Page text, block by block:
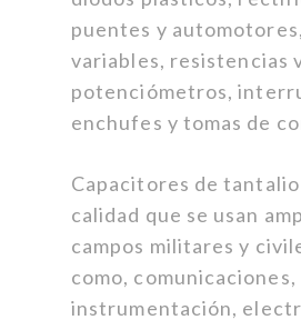
puentes y
variables, resistencias
potenciómetros,
enchufes y tomas de
Capacitores de
calidad que se usan
campos militares y
como, comunicaciones,
instrumentación,